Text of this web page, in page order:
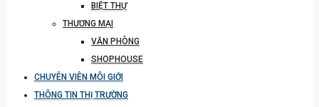
BIỆT THỰ
THƯƠNG MẠI
VĂN PHÒNG
SHOPHOUSE
CHUYÊN VIÊN MÔI GIỚI
THÔNG TIN THỊ TRƯỜNG